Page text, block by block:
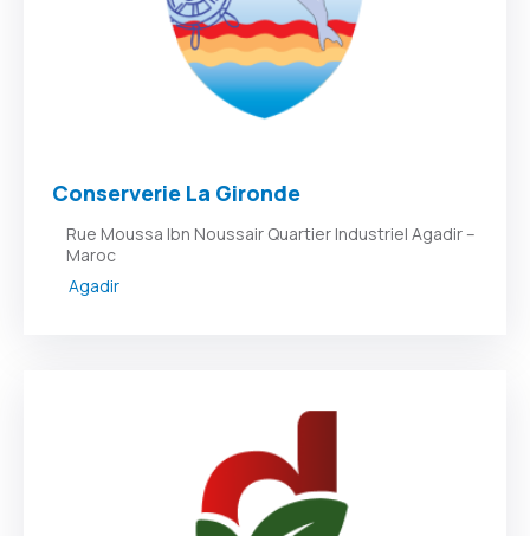
Conserverie La Gironde
Rue Moussa Ibn Noussair Quartier Industriel Agadir –
Maroc
Agadir